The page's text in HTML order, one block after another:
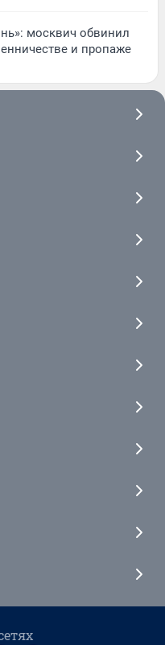
москвич обвинил
и пропаже